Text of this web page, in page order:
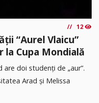
12
“Aurel Vlaicu”
la Cupa Mondială
are doi studenți de „aur”.
Arad și Melissa